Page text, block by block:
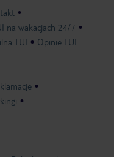
na wakacjach 24/7
TUI Opinie TUI